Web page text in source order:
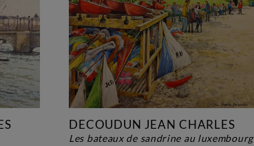
DECOUDUN JEAN CHARLES
les bateaux de sandrine au luxembourg